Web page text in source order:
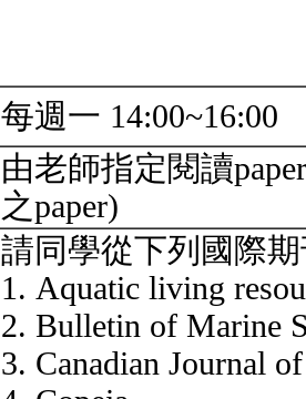
每週一 14:00~16:00
由老師指定閱讀
之paper)
請同學從下列國際
1. Aquatic living
2. Bulletin of Marine
3. Canadian Journal